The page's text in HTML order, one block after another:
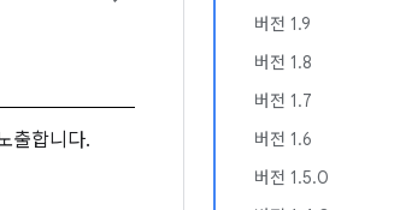
버전 1.9
버전 1.8
버전 1.7
버전 1.6
버전 1.5.0
출합니다.